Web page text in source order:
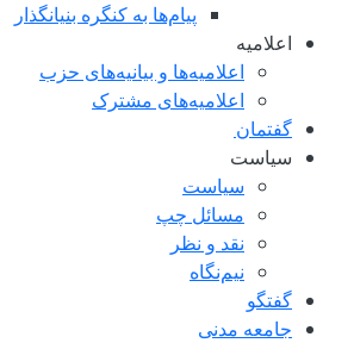
پیام‌ها به کنگره بنیانگذار
اعلاميه
اعلامیه‌ها و بیانیه‌های حزب
اعلامیه‌های مشترک
گفتمان
سياست
سياست
مسائل چپ
نقد و نظر
نیم‌نگاه
گفتگو
جامعه مدنی